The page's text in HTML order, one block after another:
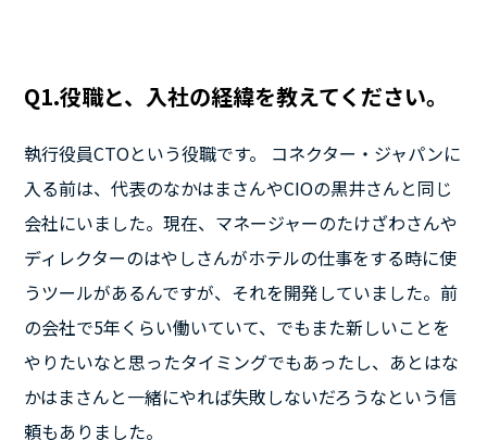
Q1.役職と、入社の経緯を教えてください。
執行役員CTOという役職です。 コネクター・ジャパンに
入る前は、代表のなかはまさんやCIOの黒井さんと同じ
会社にいました。現在、マネージャーのたけざわさんや
ディレクターのはやしさんがホテルの仕事をする時に使
うツールがあるんですが、それを開発していました。前
の会社で5年くらい働いていて、でもまた新しいことを
やりたいなと思ったタイミングでもあったし、あとはな
かはまさんと一緒にやれば失敗しないだろうなという信
頼もありました。